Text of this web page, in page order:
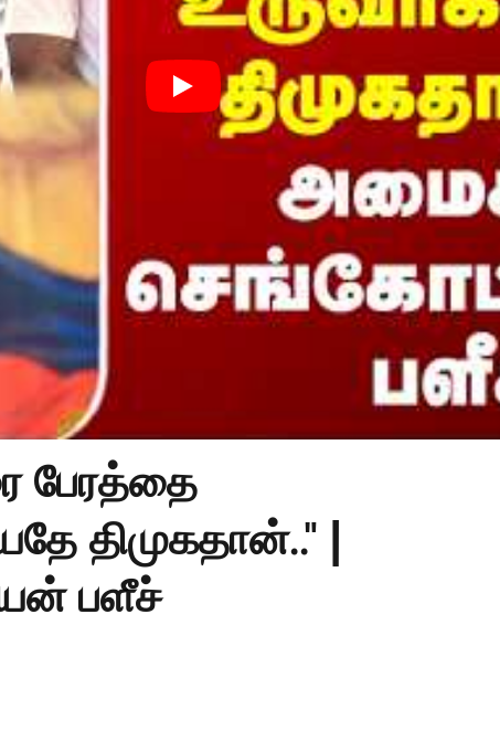
பேரத்தை
திமுகதான்.." |
பளீச்